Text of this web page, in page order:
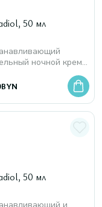
50 мл
ночной крем
BYN
50 мл